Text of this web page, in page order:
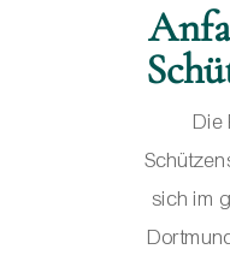
Die
sich im